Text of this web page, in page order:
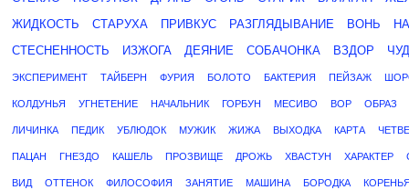
ЖИДКОСТЬ
СТАРУХА ПРИВКУС РАЗГЛЯДЫВАНИЕ ВОНЬ
СТЕСНЕННОСТЬ
ИЗЖОГА ДЕЯНИЕ СОБАЧОНКА ВЗДОР
ЭКСПЕРИМЕНТ ТАЙБЕРН ФУРИЯ БОЛОТО БАКТЕРИЯ ПЕЙЗАЖ
КОЛДУНЬЯ УГНЕТЕНИЕ НАЧАЛЬНИК ГОРБУН МЕСИВО ВОР ОБРАЗ
ЛИЧИНКА ПЕДИК УБЛЮДОК МУЖИК ЖИЖА ВЫХОДКА КАРТА
ПАЦАН ГНЕЗДО КАШЕЛЬ ПРОЗВИЩЕ ДРОЖЬ ХВАСТУН ХАРАКТЕР
ВИД ОТТЕНОК ФИЛОСОФИЯ ЗАНЯТИЕ МАШИНА БОРОДКА